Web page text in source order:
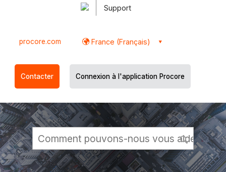
Support
procore.com France (Français)
Contacter Connexion à l'application Procore